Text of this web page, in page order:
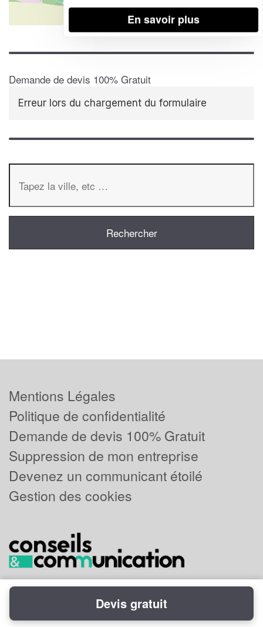
| Map data ©OpenStreetMap contributors,
Demande de devis 100% Gratuit
Erreur lors du chargement du formulaire
En savoir plus
Mentions Légales
Politique de confidentialité
Demande de devis 100% Gratuit
Suppression de mon entreprise
Devenez un communicant étoilé
Gestion des cookies
Powered byPlus que pro
Devis gratuit